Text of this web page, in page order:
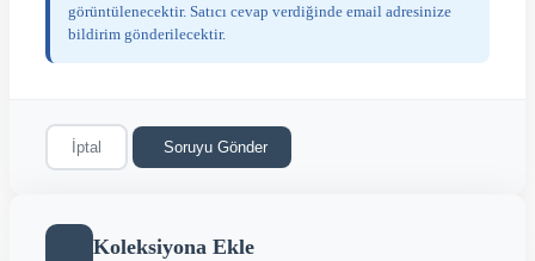
görüntülenecektir. Satıcı cevap verdiğinde email adresinize
bildirim gönderilecektir.
İptal Soruyu Gönder
Koleksiyona Ekle